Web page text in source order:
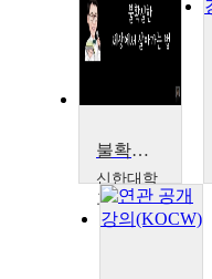
불확실한 세상에서 살아가는 법
신한대학
교
신종우